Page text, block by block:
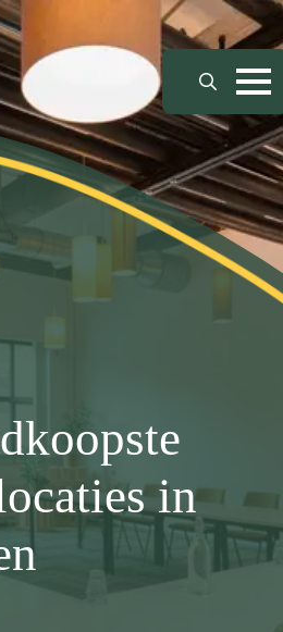
Search
for:
in